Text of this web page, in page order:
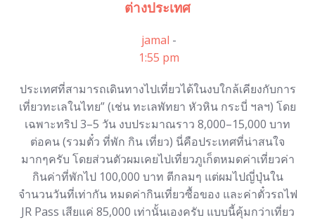
ต่างประเทศ
jamal -
1:55 pm
ประเทศที่สามารถเดินทางไปเที่ยวได้ในงบใกล้เคียงกับการ
เที่ยวทะเลในไทย” (เช่น ทะเลพัทยา หัวหิน กระบี่ ฯลฯ) โดย
เฉพาะทริป 3–5 วัน งบประมาณราว 8,000–15,000 บาท
ต่อคน (รวมตั๋ว ที่พัก กิน เที่ยว) นี่คือประเทศที่น่าสนใจ
มากๆครับ โดยส่วนตัวผมเคยไปเที่ยวภูเก็ตหมดค่าเที่ยวค่า
กินค่าที่พักไป 100,000 บาท ตีกลมๆ แต่ผมไปญี่ปุ่นใน
จำนวนวันที่เท่ากัน หมดค่ากินเที่ยวซื้อของ และค่าตั๋วรถไฟ
JR Pass เสียแค่ 85,000 เท่านั้นเองครับ แบบนี้คุ้มกว่าเที่ยว